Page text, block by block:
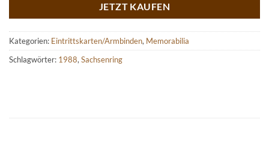
JETZT KAUFEN
Kategorien: Eintrittskarten/Armbinden, Memorabilia
Schlagwörter: 1988, Sachsenring